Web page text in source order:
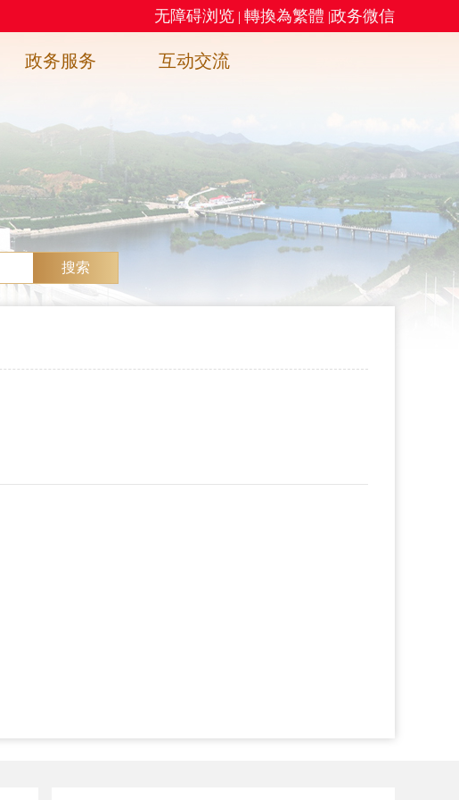
无障碍浏览 | 轉換為繁體 |政务微信
政务服务 互动交流
搜索